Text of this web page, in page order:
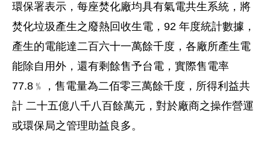
環保署表示，每座焚化廠均具有氣電共生系統，將
焚化垃圾產生之廢熱回收生電，92 年度統計數據，
產生的電能達二百六十一萬餘千度，各廠所產生電
能除自用外，還有剩餘售予台電，實際售電率
77.8﹪，售電量為二佰零三萬餘千度，所得利益共
計 二十五億八千八百餘萬元，對於廠商之操作營運
或環保局之管理助益良多。